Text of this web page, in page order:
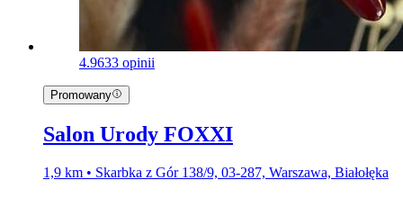
4.9633 opinii
Promowany
Salon Urody FOXXI
1,9 km • Skarbka z Gór 138/9, 03-287, Warszawa, Białołęka